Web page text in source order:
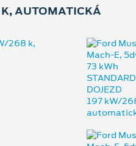
AUTOMATICKÁ